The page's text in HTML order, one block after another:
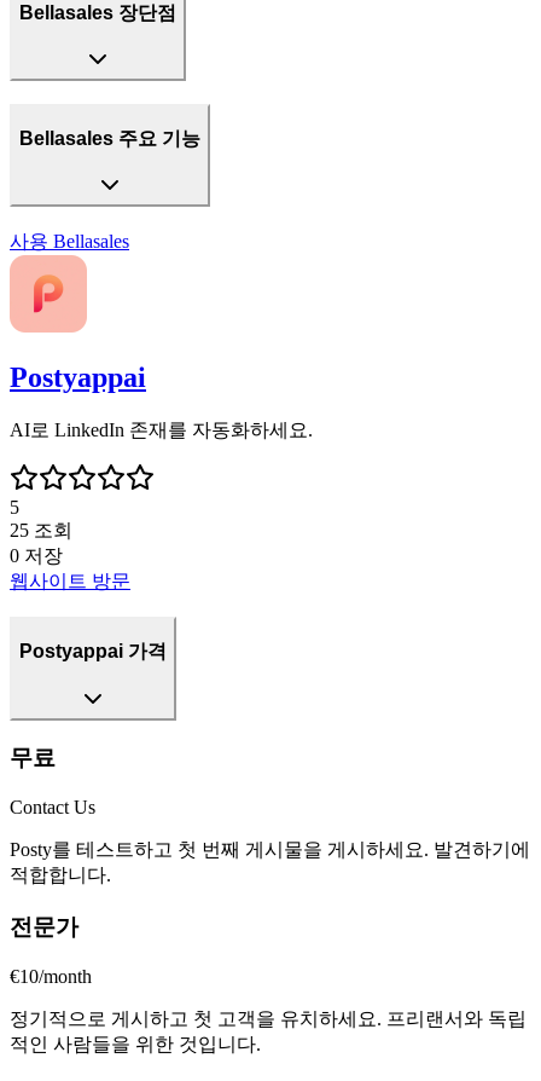
Bellasales 장단점
Bellasales 주요 기능
사용 Bellasales
Postyappai
AI로 LinkedIn 존재를 자동화하세요.
5
25 조회
0 저장
웹사이트 방문
Postyappai 가격
무료
Contact Us
Posty를 테스트하고 첫 번째 게시물을 게시하세요. 발견하기에
적합합니다.
전문가
€10/month
정기적으로 게시하고 첫 고객을 유치하세요. 프리랜서와 독립
적인 사람들을 위한 것입니다.